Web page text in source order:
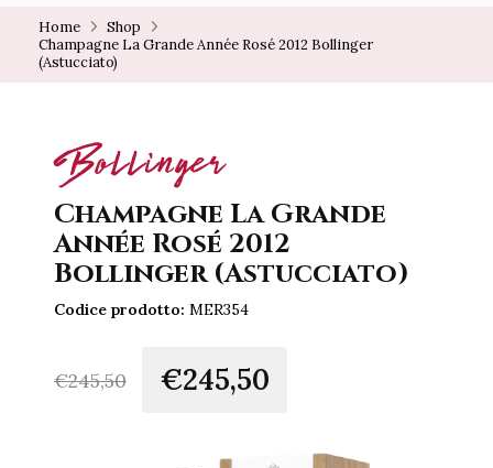
Home
Shop
Champagne La Grande Année Rosé 2012 Bollinger
(Astucciato)
Bollinger
Champagne La Grande
Année Rosé 2012
Bollinger (Astucciato)
Codice prodotto: MER354
€245,50 €245,50